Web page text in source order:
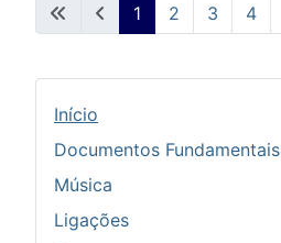
1 2 3 4
Início
Documentos Fundamentais
Música
Ligações